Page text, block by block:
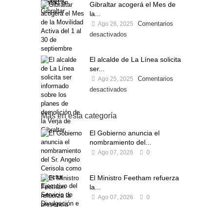
Gibraltar acogerá el Mes de
la...
Ago 26, 2025
Comentarios
desactivados
El alcalde de La Línea solicita
ser...
Ago 25, 2025
Comentarios
desactivados
Más en esta categoría
El Gobierno anuncia el
nombramiento del...
Ago 07, 2026 0
El Ministro Feetham refuerza
la...
Ago 07, 2026 0